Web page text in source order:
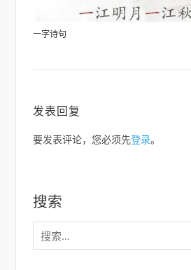
一字诗句
发表回复
要发表评论，您必须先登录。
搜索
搜
索：